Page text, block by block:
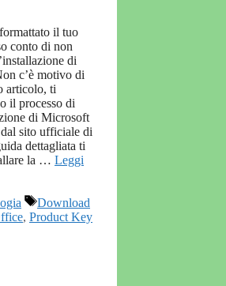
il tuo
conto di non
di
c’è motivo di
articolo, ti
il processo di
di Microsoft
sito ufficiale di
dettagliata ti
la … Leggi
Tag
Download
, Product Key